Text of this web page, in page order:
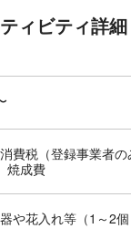
ィビティ詳細
費税（登録事業者
焼成費
や花入れ等（1～2